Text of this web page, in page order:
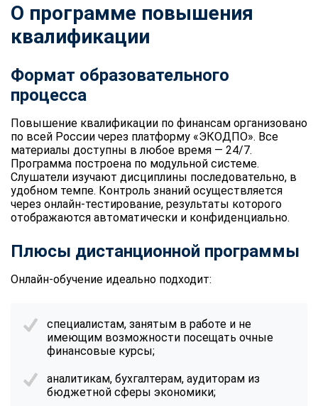
О программе повышения
квалификации
Формат образовательного
процесса
Повышение квалификации по финансам организовано
по всей России через платформу «ЭКОДПО». Все
материалы доступны в любое время — 24/7.
Программа построена по модульной системе.
Слушатели изучают дисциплины последовательно, в
удобном темпе. Контроль знаний осуществляется
через онлайн-тестирование, результаты которого
отображаются автоматически и конфиденциально.
Плюсы дистанционной программы
Онлайн-обучение идеально подходит:
специалистам, занятым в работе и не
имеющим возможности посещать очные
финансовые курсы;
аналитикам, бухгалтерам, аудиторам из
бюджетной сферы экономики;